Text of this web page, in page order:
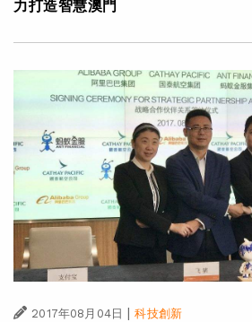
力打造智慧澳門
2017年08月04日 | 科技創新